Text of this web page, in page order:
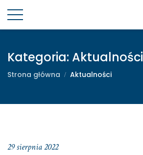
Kategoria: Aktualności
Strona główna Aktualności
29 sierpnia 2022